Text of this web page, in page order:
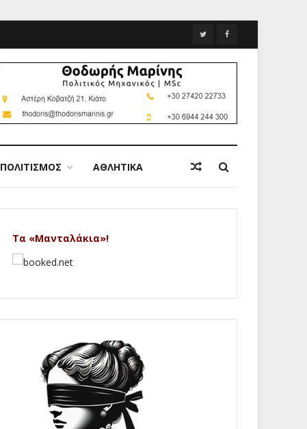
ΠΟΛΙΤΙΣΜΟΣ ΑΘΛΗΤΙΚΑ
Τα «Μανταλάκια»!